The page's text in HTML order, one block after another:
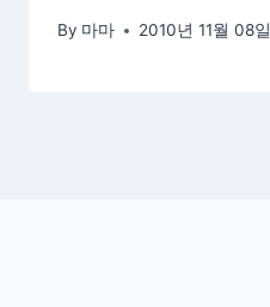
By 마마 2010년 11월 08일